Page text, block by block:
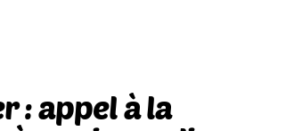
: appel à la